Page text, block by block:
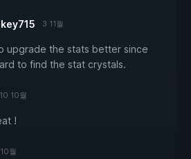
3 11월
upgrade the stats better since
to find the stat crystals.
10 10월
!
월